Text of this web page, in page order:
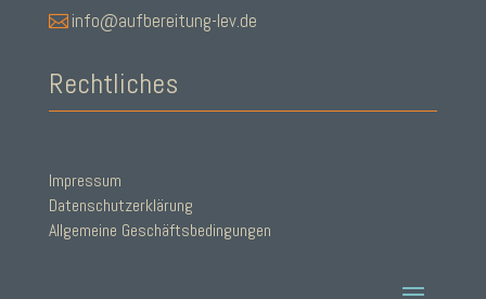
 info@aufbereitung-lev.de
Rechtliches
Impressum
Datenschutzerklärung
Allgemeine Geschäftsbedingungen